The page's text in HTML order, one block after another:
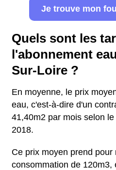
Je trouve mon
Quels sont les
l'abonnement
Sur-Loire ?
En moyenne, le prix
eau, c'est-à-dire d'un
41,40m2 par mois selon
2018.
Ce prix moyen prend pour
consommation de 120m3,